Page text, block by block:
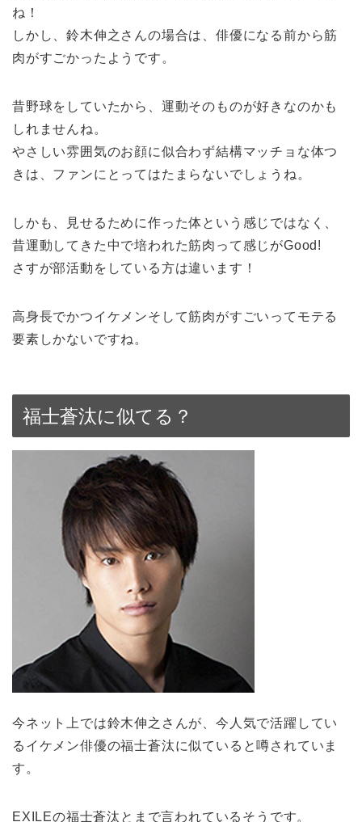
ね！
しかし、鈴木伸之さんの場合は、俳優になる前から筋
肉がすごかったようです。
昔野球をしていたから、運動そのものが好きなのかも
しれませんね。
やさしい雰囲気のお顔に似合わず結構マッチョな体つ
きは、ファンにとってはたまらないでしょうね。
しかも、見せるために作った体という感じではなく、
昔運動してきた中で培われた筋肉って感じがGood!
さすが部活動をしている方は違います！
高身長でかつイケメンそして筋肉がすごいってモテる
要素しかないですね。
福士蒼汰に似てる？
今ネット上では鈴木伸之さんが、今人気で活躍してい
るイケメン俳優の福士蒼汰に似ていると噂されていま
す。
EXILEの福士蒼汰とまで言われているそうです。